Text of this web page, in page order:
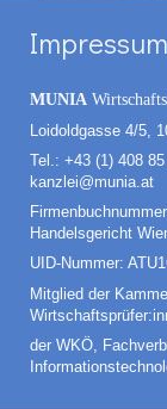
Impressum
MUNIA
Loidoldgasse 4/5,
Tel.: +43 (1) 408
kanzlei@munia.at
Handelsgericht
UID-Nummer:
Mitglied der
der WKÖ,